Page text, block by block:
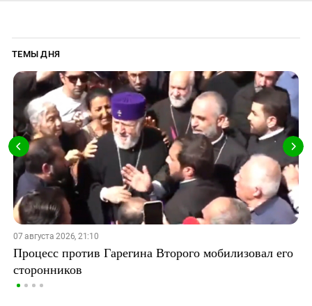
ТЕМЫ ДНЯ
07 августа 2026, 21:10
Процесс против Гарегина Второго мобилизовал его
сторонников